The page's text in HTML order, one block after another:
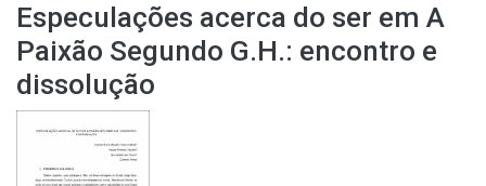
Especulações acerca do ser em A
Paixão Segundo G.H.: encontro e
dissolução